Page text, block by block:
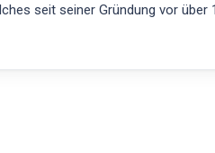
seit seiner Gründung vor über